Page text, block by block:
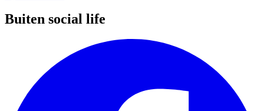
Buiten social life